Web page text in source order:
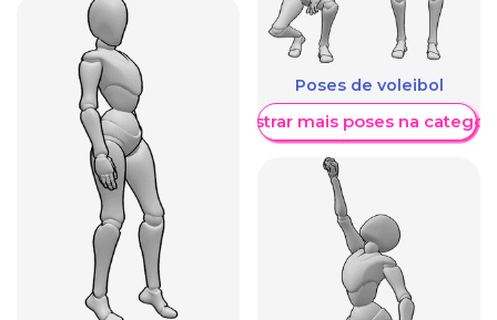
Poses de voleibol
Mostrar mais poses na